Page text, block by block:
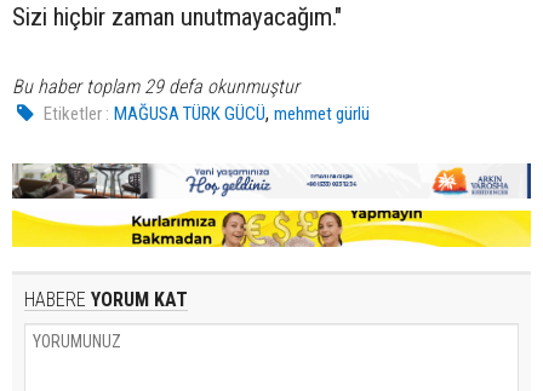
Sizi hiçbir zaman unutmayacağım."
Bu haber toplam 29 defa okunmuştur
Etiketler : MAĞUSA TÜRK GÜCÜ,mehmet gürlü
HABERE YORUM KAT